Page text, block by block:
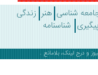
هنر زندگی
شناسنامه
بلامانع .